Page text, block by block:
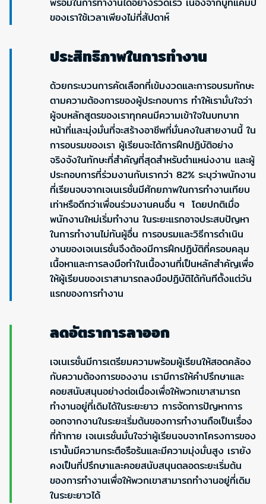
ของเราใช้เวลาเพียงไม่กี่สัปดาห์
ประสิทธิภาพในการทำงาน
ด้วยกระบวนการคัดเลือกที่เข้มงวดและการอบรมทักษะ
ตามความต้องการของผู้ประกอบการ ทำให้เรามั่นใจว่า
ผู้จบหลักสูตรของเราทุกคนมีความเข้าใจในบทบาท
หน้าที่และมุ่งมั่นที่จะสร้างอาชีพที่มั่นคงในสายงานนี้ ใน
การอบรมของเรา ผู้เรียนจะได้การฝึกปฏิบัติอย่าง
จริงจังในทักษะที่สำคัญที่สุดสำหรับตำแหน่งงาน และผู้
ประกอบการที่ร่วมงานกับเรากว่า 82% ระบุว่าพนักงาน
ที่เรียนจบจากเจเนเรชั่นมีศักยภาพในการทำงานเทียบ
เท่าหรือดีกว่าเพื่อนร่วมงานคนอื่น ๆ โดยปกติเมื่อ
พนักงานใหม่เริ่มทำงาน ในระยะแรกอาจประสบปัญหา
ในการทำงานไม่ทันผู้อื่น การอบรมและวิธีการดำเนิน
งานของเจเนเรชั่นจึงต้องมีการฝึกปฏิบัติที่ครอบคลุม
เนื้อหาและการลงมือทำในเนื้องานที่เป็นหลักสำคัญเพื่อ
ให้ผู้เรียนของเราสามารถลงมือปฏิบัติได้ทันทีตั้งแต่วัน
แรกของการทำงาน
ลดอัตราการลาออก
เจเนเรชั่นมีการเตรียมความพร้อมผู้เรียนให้สอดคล้อง
กับความต้องการของงาน เรามีการให้คำปรึกษาและ
คอยสนับสนุนอย่างต่อเนื่องเพื่อให้พวกเขาสามารถ
ทำงานอยู่ที่เดิมได้ในระยะยาว การจัดการปัญหาการ
ออกจากงานในระยะเริ่มต้นของการทำงานถือเป็นเรื่อง
ที่ท้าทาย เจเนเรชั่นมั่นใจว่าผู้เรียนจบจากโครงการของ
เรานั้นมีความกระตือรือร้นและมีความมุ่งมั่นสูง เรายัง
คงเป็นที่ปรึกษาและคอยสนับสนุนตลอดระยะเริ่มต้น
ของการทำงานเพื่อให้พวกเขาสามารถทำงานอยู่ที่เดิม
ในระยะยาวได้